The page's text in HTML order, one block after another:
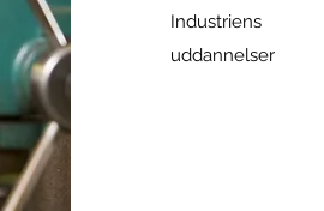
Industriens
uddannelser